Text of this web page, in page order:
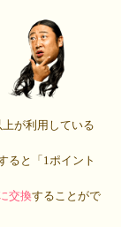
上が利用している
ると「1ポイント
交換することがで